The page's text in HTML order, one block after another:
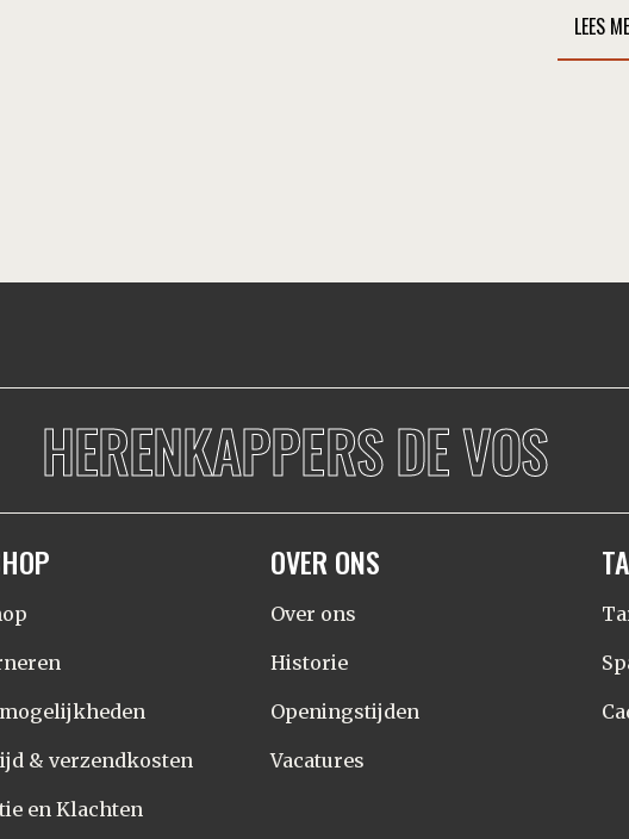
LEES
HERENKAPPERS DE VOS
& verzendkosten
en Klachten
OVER ONS
Over ons
Historie
Openingstijden
Vacatures